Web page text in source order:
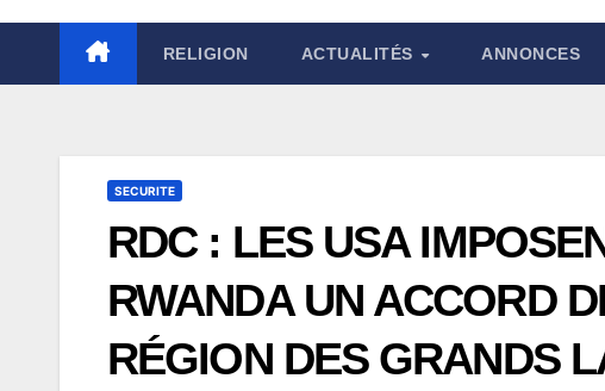
RELIGION ACTUALITÉS ANNONCES
SECURITE
RDC : LES USA
RWANDA UN ACCORD
RÉGION DES GRANDS